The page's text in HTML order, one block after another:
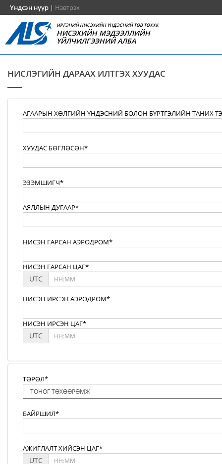
Үндсэн нүүр | Нэвтрэх
ИРГЭНИЙ НИСЭХИЙН ҮНДЭСНИЙ ТӨВ ТӨХХК
НИСЭХИЙН МЭДЭЭЛЛИЙН
ҮЙЛЧИЛГЭЭНИЙ АЛБА
НИСЛЭГИЙН ДАРААХ ИЛТГЭХ ХУУДАС
АГААРЫН ХӨЛГИЙН ҮНДЭСНИЙ БОЛОН БҮРТГЭЛИЙН ТАНИХ
ХУУДАС БӨГЛӨСӨН*
ЭЗЭМШИГЧ*
АЯЛЛЫН ДУГААР*
НИСЭН ГАРСАН АЭРОДРОМ*
НИСЭН ГАРСАН ЦАГ*
UTC
НИСЭН ИРСЭН АЭРОДРОМ*
НИСЭН ИРСЭН ЦАГ*
UTC
ТӨРӨЛ*
БАЙРШИЛ*
АЖИГЛАЛТ ХИЙСЭН ЦАГ*
UTC